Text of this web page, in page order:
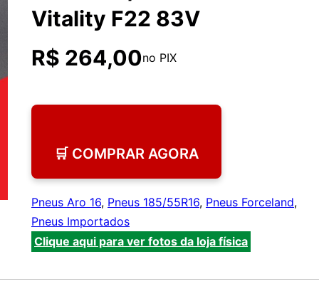
de
Vitality F22 83V
R$ 264,00no PIX
🛒 COMPRAR AGORA
Pneus Aro 16, Pneus 185/55R16, Pneus Forceland,
Pneus Importados
Clique aqui para ver fotos da loja física